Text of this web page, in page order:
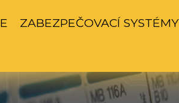
ZABEZPEČOVACÍ SYSTÉMY